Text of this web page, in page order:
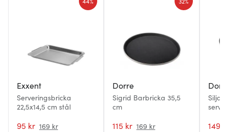
Exxent
Serveringsbricka
22,5x14,5 cm stål
95 kr 169 kr
Dorre
Sigrid Barbricka 35,5
cm
115 kr 169 kr
Silja
149